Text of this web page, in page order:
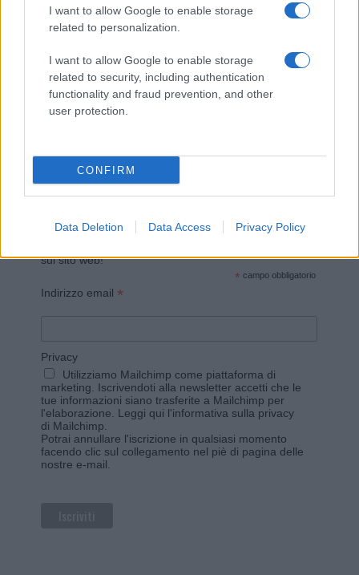
I want to allow Google to enable storage
related to personalization.
I want to allow Google to enable storage
related to security, including authentication
functionality and fraud prevention, and other
user protection.
CONFIRM
Data Deletion Data Access Privacy Policy
Invia un Comunicato Stampa|Pubblicità|
Iscriviti alla newsletter di Gallura Oggi e ricevi le nostre
sul sito web!
* campo obbligatorio
Indirizzo email *
Privacy
Utilizziamo Mailchimp come piattaforma di
marketing. Iscrivendoti alla newsletter accetti che le
tue informazioni siano trasferite a Mailchimp per
l'elaborazione. Leggi qui l'informativa sulla privacy
di Mailchimp
Potrai annullare l'iscrizione in qualsiasi momento
facendo clic sul collegamento nel piè di pagina delle
nostre e-mail.